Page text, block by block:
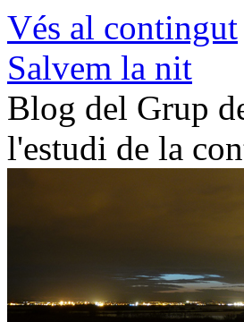
Vés al contingut
Salvem la nit
Blog del Grup
l'estudi de la